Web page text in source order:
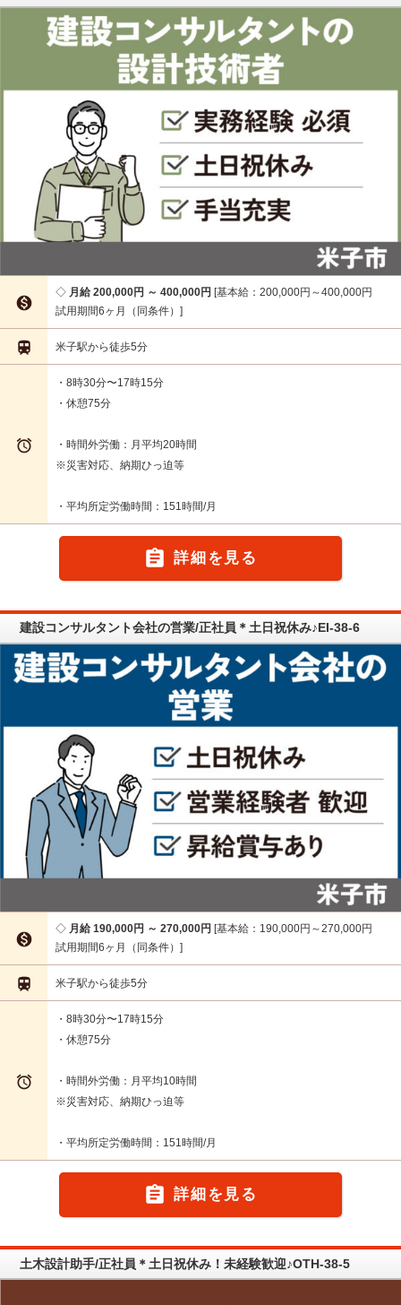

月給 200,000円 ～ 400,000円 基本給：200,000円～400,000円
試用期間6ヶ月（同条件）
 米子駅から徒歩5分

・8時30分〜17時15分
・休憩75分
・時間外労働：月平均20時間
※災害対応、納期ひっ迫等
・平均所定労働時間：151時間/月
 詳細を見る
建設コンサルタント会社の営業/正社員＊土日祝休み♪EI-38-6

月給 190,000円 ～ 270,000円 基本給：190,000円～270,000円
試用期間6ヶ月（同条件）
 米子駅から徒歩5分

・8時30分〜17時15分
・休憩75分
・時間外労働：月平均10時間
※災害対応、納期ひっ迫等
・平均所定労働時間：151時間/月
 詳細を見る
土木設計助手/正社員＊土日祝休み！未経験歓迎♪OTH-38-5